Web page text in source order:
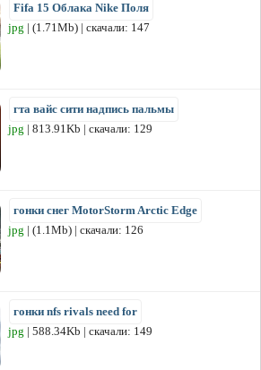
Fifa 15 Облака Nike Поля
jpg | (1.71Mb) | скачали: 147
гта вайс сити надпись пальмы
jpg | 813.91Kb | скачали: 129
гонки снег MotorStorm Arctic Edge
jpg | (1.1Mb) | скачали: 126
гонки nfs rivals need for
jpg | 588.34Kb | скачали: 149